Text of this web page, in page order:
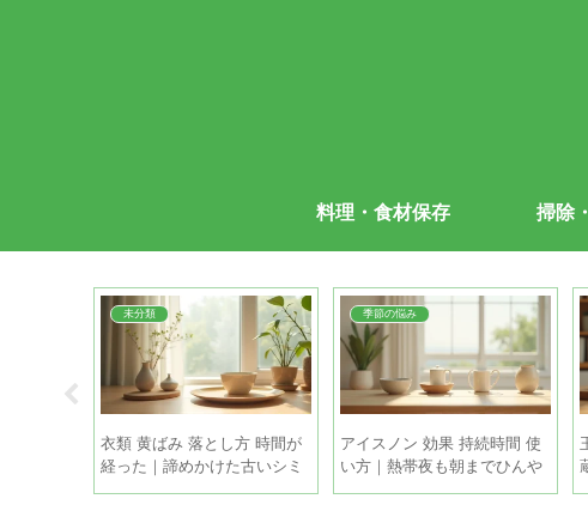
料理・食材保存 掃除
未分類
衣類 黄ばみ 落とし方 時間が
経った｜諦めかけた古いシミ
も家庭で復活させる方法
季節の悩み
アイスノン 効果 持続時間 使
い方｜熱帯夜も朝までひんや
り眠るコツ